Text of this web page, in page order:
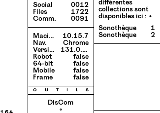
Social 0012
Files 1722
Comm.
0091
Macintosh
10.15.7
Nav. Chrome
Version 131.0.0.0
Robot false
64-bit false
Mobile false
Frame false
o u t i l s
DisCom
◦
différentes
collections sont
disponibles ici :
Sonothèque
1
Sonothèque 2